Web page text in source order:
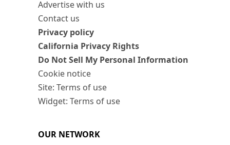
Advertise with us
Contact us
Privacy policy
California Privacy Rights
Do Not Sell My Personal Information
Cookie notice
Site: Terms of use
Widget: Terms of use
OUR NETWORK